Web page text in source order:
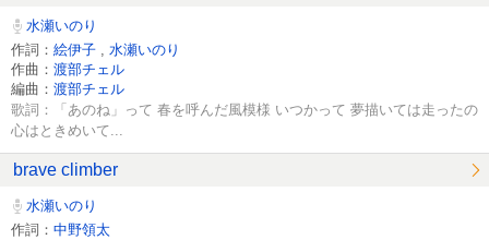
水瀬いのり
作詞： 絵伊子
水瀬いのり
作曲： 渡部チェル
編曲： 渡部チェル
歌詞：「あのね」って 春を呼んだ風模様 いつかって 夢描いては走ったの
心はときめいて...
brave climber
水瀬いのり
作詞： 中野領太